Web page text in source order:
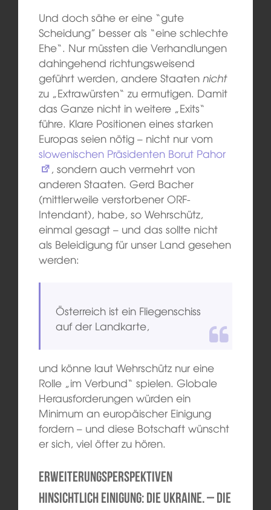
Und doch sähe er eine “gute
Scheidung” besser als “eine schlechte
Ehe“. Nur müssten die Verhandlungen
dahingehend richtungsweisend
geführt werden, andere Staaten nicht
zu „Extrawürsten“ zu ermutigen. Damit
das Ganze nicht in weitere „Exits“
führe. Klare Positionen eines starken
Europas seien nötig – nicht nur vom
slowenischen Präsidenten Borut Pahor
, sondern auch vermehrt von
anderen Staaten. Gerd Bacher
(mittlerweile verstorbener ORF-
Intendant), habe, so Wehrschütz,
einmal gesagt – und das sollte nicht
als Beleidigung für unser Land gesehen
werden:
Österreich ist ein Fliegenschiss
auf der Landkarte,
und könne laut Wehrschütz nur eine
Rolle „im Verbund“ spielen. Globale
Herausforderungen würden ein
Minimum an europäischer Einigung
fordern – und diese Botschaft wünscht
er sich, viel öfter zu hören.
Erweiterungsperspektiven
hinsichtlich Einigung: die Ukraine. – Die